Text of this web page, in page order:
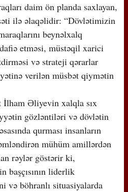
daim ön planda saxlayan,
ilə əlaqəlidir: “Dövlətimizin
beynəlxalq
etməsi, müstəqil xarici
və strateji qərarlar
verilən müsbət qiymətin
İlham Əliyevin xalqla sıx
gözləntiləri və dövlətin
qurması insanların
mühüm amillərdən
rəylər göstərir ki,
başçısının liderlik
və böhranlı situasiyalarda